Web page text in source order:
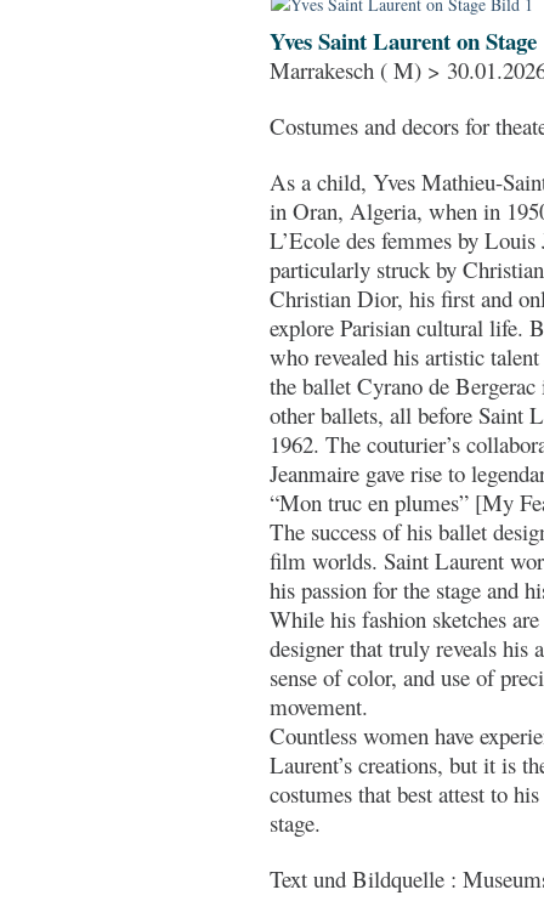
Yves Saint Laurent on Stage
Marrakesch ( M) >
Costumes and decors for
As a child, Yves Mathieu-
in Oran, Algeria, when in
L’Ecole des femmes by
particularly struck by
Christian Dior, his first and
explore Parisian cultural life.
who revealed his artistic
the ballet Cyrano de
other ballets, all before Saint
1962. The couturier’s
Jeanmaire gave rise to
“Mon truc en plumes” [My
The success of his ballet
film worlds. Saint Laurent
his passion for the stage and
While his fashion sketches
designer that truly reveals
sense of color, and use of
movement.
Countless women have
Laurent’s creations, but it is
costumes that best attest to
stage.
Text und Bildquelle :